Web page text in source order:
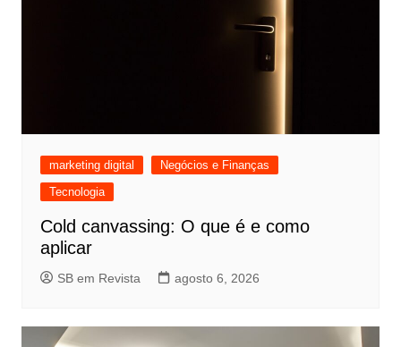
marketing digital
Negócios e Finanças
Tecnologia
Cold canvassing: O que é e como
aplicar
SB em Revista agosto 6, 2026